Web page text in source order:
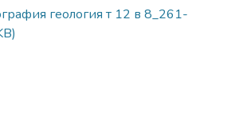
геология т 12 в 8_261-